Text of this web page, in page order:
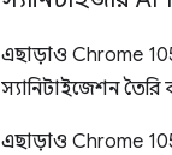
এছাড়াও Chrome
স্যানিটাইজেশন তৈরি
এছাড়াও Chrome